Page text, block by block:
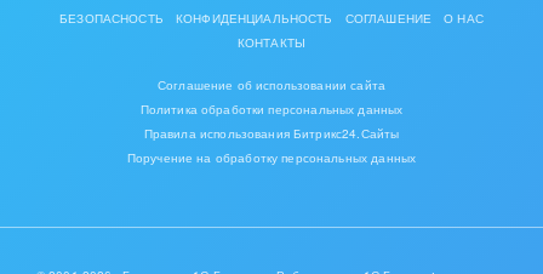
БЕЗОПАСНОСТЬ КОНФИДЕНЦИАЛЬНОСТЬ СОГЛАШЕНИЕ
О НАС
КОНТАКТЫ
Соглашение об использовании сайта
Политика обработки персональных данных
Правила использования Битрикс24.Сайты
Поручение на обработку персональных данных